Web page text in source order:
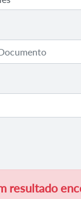
resultado